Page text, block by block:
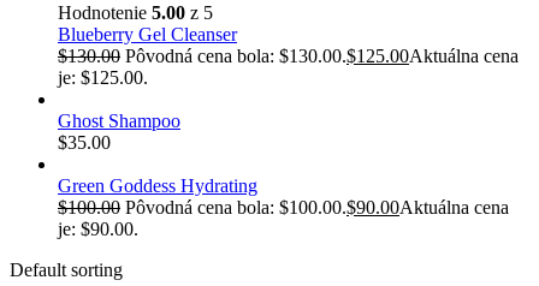
Hodnotenie 5.00 z 5
Blueberry Gel Cleanser
$130.00 Pôvodná cena bola: $130.00.$125.00Aktuálna cena
je: $125.00.
Ghost Shampoo
$35.00
Green Goddess Hydrating
$100.00 Pôvodná cena bola: $100.00.$90.00Aktuálna cena
je: $90.00.
Default sorting